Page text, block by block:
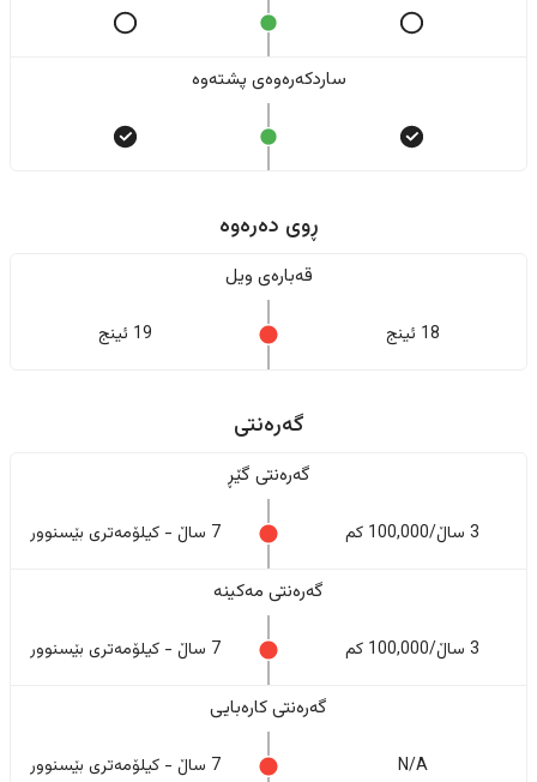
ساردکەرەوەی پشتەوە
ڕوی دەرەوە
قەبارەی ویل
18 ئینج 19 ئینج
گەرەنتی
گەرەنتی گێڕ
3 ساڵ/100,000 کم 7 ساڵ - کیلۆمەتری بێسنوور
گەرەنتی مەکینە
3 ساڵ/100,000 کم 7 ساڵ - کیلۆمەتری بێسنوور
گەرەنتی کارەبایی
N/A 7 ساڵ - کیلۆمەتری بێسنوور